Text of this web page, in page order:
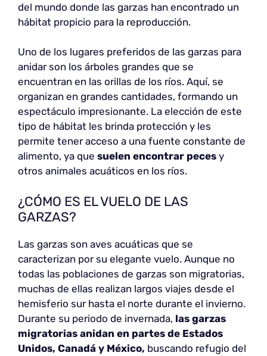
del mundo donde las garzas han encontrado un
hábitat propicio para la reproducción.
Uno de los lugares preferidos de las garzas para
anidar son los árboles grandes que se
encuentran en las orillas de los ríos. Aquí, se
organizan en grandes cantidades, formando un
espectáculo impresionante. La elección de este
tipo de hábitat les brinda protección y les
permite tener acceso a una fuente constante de
alimento, ya que suelen encontrar peces y
otros animales acuáticos en los ríos.
¿CÓMO ES EL VUELO DE LAS
GARZAS?
Las garzas son aves acuáticas que se
caracterizan por su elegante vuelo. Aunque no
todas las poblaciones de garzas son migratorias,
muchas de ellas realizan largos viajes desde el
hemisferio sur hasta el norte durante el invierno.
Durante su periodo de invernada, las garzas
migratorias anidan en partes de Estados
Unidos, Canadá y México, buscando refugio del